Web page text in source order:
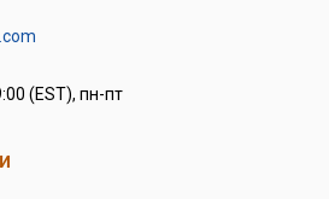
(EST), пн-пт